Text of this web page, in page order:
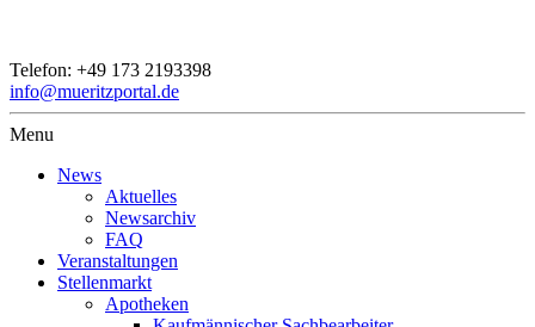
Telefon: +49 173 2193398
info@mueritzportal.de
Menu
News
Aktuelles
Newsarchiv
FAQ
Veranstaltungen
Stellenmarkt
Apotheken